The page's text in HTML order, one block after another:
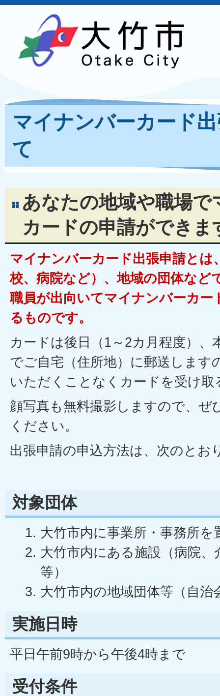
マイナンバーカード
て
あなたの地域や職場で
カードの申請ができま
マイナンバーカード出張申請とは
校、病院など）、地域の団体など
職員が出向いてマイナンバーカー
るものです。
カードは後日（1～2カ月程度）、
でご自宅（住所地）に郵送します
いただくことなくカードを受け
顔写真も無料撮影しますので、ぜ
ください。
出張申請の申込方法は、次のとお
対象団体
大竹市内に事業所・事務所を
大竹市内にある施設（病院、
等）
大竹市内の地域団体等（自治
実施日時
平日午前9時から午後4時まで
受付条件